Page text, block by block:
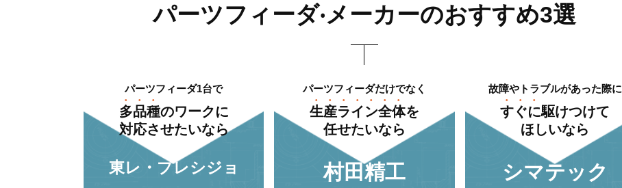
パーツフィーダ‧メーカーのおすすめ3選
パーツフィーダ1台で
多品種のワークに
対応させたいなら
東レ・プレシジョ
パーツフィーダだけでなく
⽣産ライン全体を
任せたいなら
村⽥精⼯
故障やトラブルがあった際に
すぐに駆けつけて
ほしいなら
シマテック